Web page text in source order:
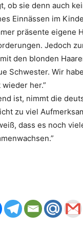
ob sie denn auch
Einnässen im
präsente eigene
Jedoch
den blonden
Schwester. Wir
her.”
ist, nimmt die
zu viel
dass es noch